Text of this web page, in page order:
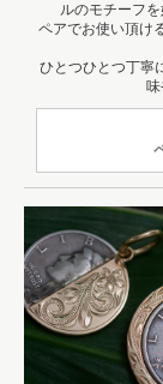
ルのモチーフ
ペアでお使い頂け
ひとつひとつ丁寧
味